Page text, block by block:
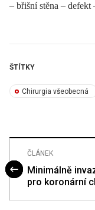
–⁠ břišní stěna –⁠ defekt
ŠTÍTKY
Chirurgia všeobecná
ČLÁNEK
Minimálně
pro koronární